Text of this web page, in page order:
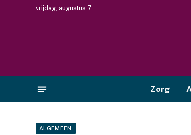
vrijdag, augustus 7
Zorg
ALGEMEEN